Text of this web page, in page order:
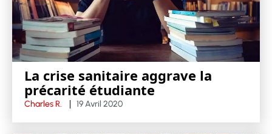
La crise sanitaire aggrave la
précarité étudiante
Charles R. 19 Avril 2020